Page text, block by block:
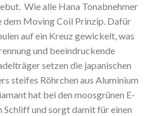
Wie alle Hana Tonabnehmer
dem Moving Coil Prinzip. Dafür
auf ein Kreuz gewickelt, was
und beeindruckende
setzen die japanischen
steifes Röhrchen aus Aluminium
hat bei den moosgrünen E-
und sorgt damit für einen